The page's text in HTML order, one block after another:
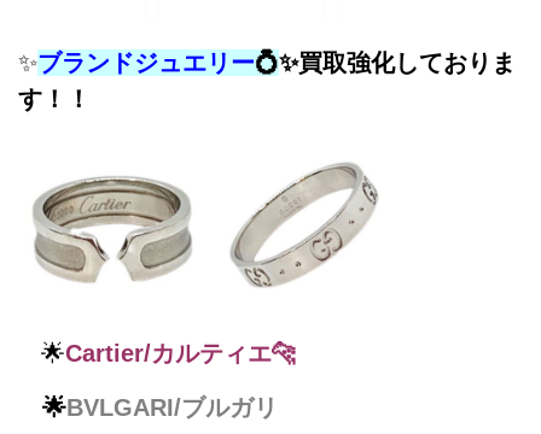
✨ブランドジュエリー💍✨買取強化しておりま
す！！
🌟Cartier/カルティエ🐆
🌟BVLGARI/ブルガリ